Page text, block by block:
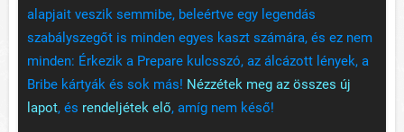
alapjait veszik semmibe, beleértve egy legendás
szabályszegőt is minden egyes kaszt számára, és ez nem
minden: Érkezik a Prepare kulcsszó, az álcázott lények, a
Bribe kártyák és sok más! Nézzétek meg az összes új
lapot, és rendeljétek elő, amíg nem késő!